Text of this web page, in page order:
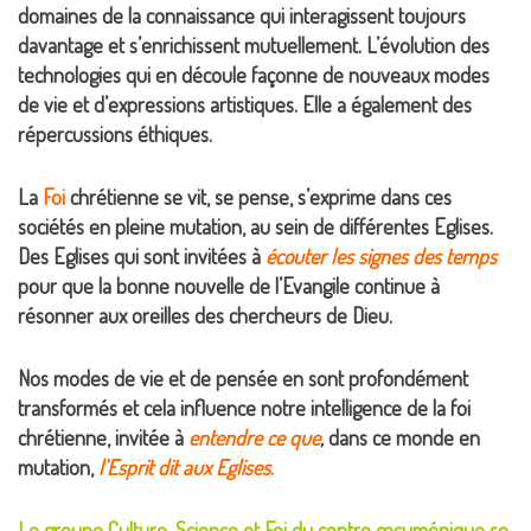
domaines de la connaissance qui interagissent toujours
davantage et s’enrichissent mutuellement. L’évolution des
technologies qui en découle façonne de nouveaux modes
de vie et d’expressions artistiques. Elle a également des
répercussions éthiques.
La Foichrétienne se vit, se pense, s’exprime dans ces
sociétés en pleine mutation, au sein de différentes Eglises.
Des Eglises qui sont invitées à écouter les signes des temps
pour que la bonne nouvelle de l’Evangile continue à
résonner aux oreilles des chercheurs de Dieu.
Nos modes de vie et de pensée en sont profondément
transformés et cela influence notre intelligence de la foi
chrétienne, invitée à entendre ce que,dans ce monde en
mutation, l’Esprit dit aux Eglises.